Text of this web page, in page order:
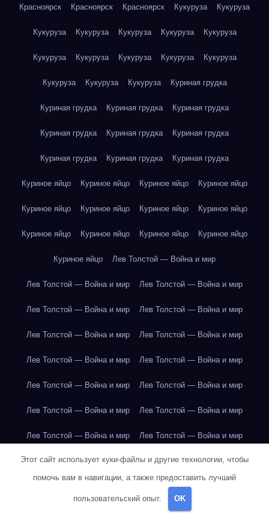
Красноярск Красноярск Красноярск Кукуруза Кукуруза
Кукуруза Кукуруза Кукуруза Кукуруза Кукуруза
Кукуруза Кукуруза Кукуруза Кукуруза Кукуруза
Кукуруза Кукуруза Кукуруза Куриная грудка
Куриная грудка Куриная грудка Куриная грудка
Куриная грудка Куриная грудка Куриная грудка
Куриная грудка Куриная грудка Куриная грудка
Куриное яйцо Куриное яйцо Куриное яйцо Куриное яйцо
Куриное яйцо Куриное яйцо Куриное яйцо Куриное яйцо
Куриное яйцо Куриное яйцо Куриное яйцо Куриное яйцо
Куриное яйцо Лев Толстой — Война и мир
Лев Толстой — Война и мир Лев Толстой — Война и мир
Лев Толстой — Война и мир Лев Толстой — Война и мир
Лев Толстой — Война и мир Лев Толстой — Война и мир
Лев Толстой — Война и мир Лев Толстой — Война и мир
Лев Толстой — Война и мир Лев Толстой — Война и мир
Лев Толстой — Война и мир Лев Толстой — Война и мир
Лев Толстой — Война и мир Лев Толстой — Война и мир
Лондон Лондон Лондон Лондон Лондон Лондон
Лондон
Лондон Лос-Анджелес
Этот сайт использует куки-файлы и другие технологии, чтобы
помочь вам в навигации, а также предоставить лучший
пользовательский опыт. OK